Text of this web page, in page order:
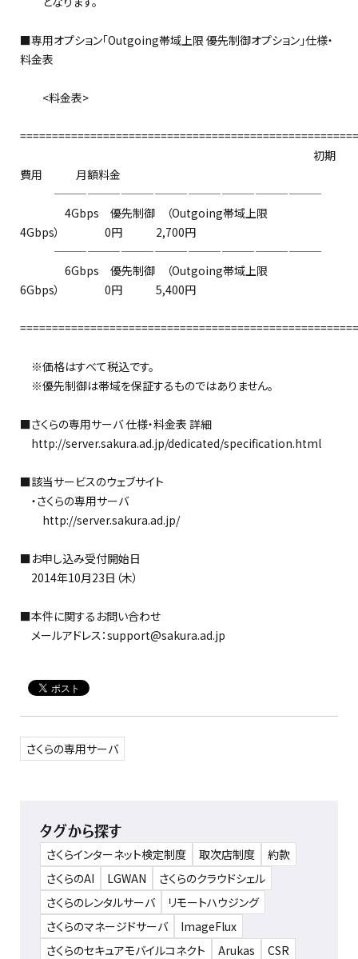
■専用オプション「Outgoing帯域上限 優先制御オプション」仕様・
料金表
<料金表>
初期
費用 月額料金
————————————————————————
4Gbps 優先制御 （Outgoing帯域上限
4Gbps） 0円 2,700円
————————————————————————
6Gbps 優先制御 （Outgoing帯域上限
6Gbps） 0円 5,400円
※価格はすべて税込です。
※優先制御は帯域を保証するものではありません。
■さくらの専用サーバ 仕様・料金表 詳細
http://server.sakura.ad.jp/dedicated/specification.html
■該当サービスのウェブサイト
・さくらの専用サーバ
http://server.sakura.ad.jp/
■お申し込み受付開始日
2014年10月23日（木）
■本件に関するお問い合わせ
メールアドレス：support@sakura.ad.jp
さくらの専用サーバ
タグから探す
さくらインターネット検定制度 取次店制度
約款
さくらのAI
LGWAN
さくらのクラウドシェル
さくらのレンタルサーバ
リモートハウジング
さくらのマネージドサーバ
ImageFlux
さくらのセキュアモバイルコネクト
Arukas
CSR